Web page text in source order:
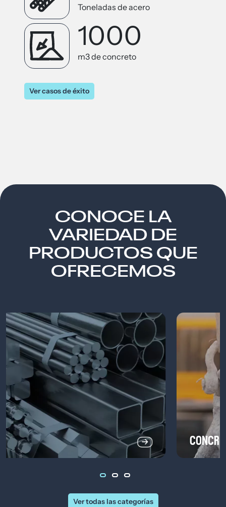
Toneladas de acero
1000
m3 de concreto
Ver casos de éxito
CONOCE LA
VARIEDAD DE
PRODUCTOS QUE
OFRECEMOS
ACERO
Ver todas las categorías